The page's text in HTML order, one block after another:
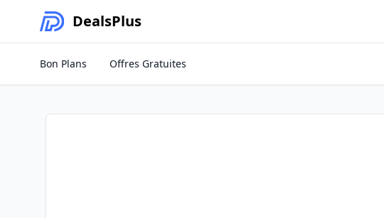
DealsPlus
Bon Plans Offres Gratuites